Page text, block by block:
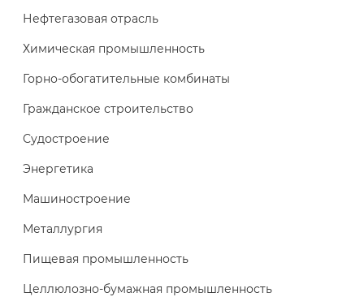
Нефтегазовая отрасль
Химическая промышленность
Горно-обогатительные комбинаты
Гражданское строительство
Судостроение
Энергетика
Машиностроение
Металлургия
Пищевая промышленность
Целлюлозно-бумажная промышленность